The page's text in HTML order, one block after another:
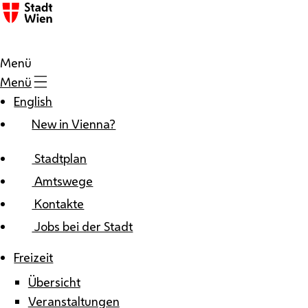
Zum Inhalt
Menü
Menü
English
New in Vienna?
Stadtplan
Amtswege
Kontakte
Jobs bei der Stadt
Freizeit
Übersicht
Veranstaltungen